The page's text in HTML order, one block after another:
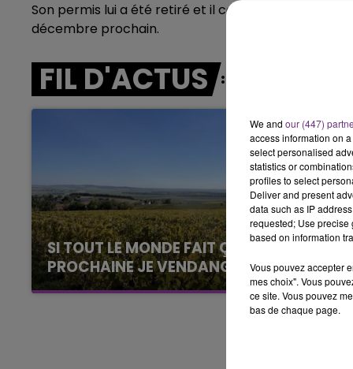
LE BEST OF DE LA FAMILLE
CHAMPAGNE FM
Son permis lui a été retiré et il convoqué devant le
décembre prochain.
FIL D'ACTUS
SI TOUT LE MONDE FAIT ÇA, MOI L'ANNÉE
PROCHAINE JE VENDANGE EN...
La vendange en Champagne a débuté ce jeudi
6 août dans la commune de Montgueux (Aube).
We and our (447)
access information on
select personalised
statistics or
profiles to select
Deliver and present
data such as IP
requested; Use precise
based on information
Vous pouvez accepter
mes choix". Vous
ce site. Vous pouvez
bas de chaque page.